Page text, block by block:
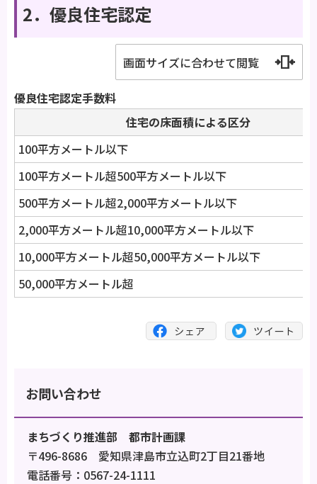
2．優良住宅認定
画面サイズに合わせて閲覧
優良住宅認定手数料
住宅の床面積による区分
100平方メートル以下
100平方メートル超500平方メートル以下
500平方メートル超2,000平方メートル以下
2,000平方メートル超10,000平方メートル以下
10,000平方メートル超50,000平方メートル以下
50,000平方メートル超
お問い合わせ
まちづくり推進部 都市計画課
〒496-8686 愛知県津島市立込町2丁目21番地
電話番号：0567-24-1111